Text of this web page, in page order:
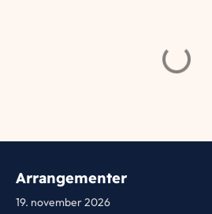
Arrangementer
19. november 2026